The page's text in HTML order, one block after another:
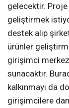
gelecektir.
geliştirmek
destek alıp
ürünler
girişimci
sunacaktır.
kalkınmayı da
girişimcilere